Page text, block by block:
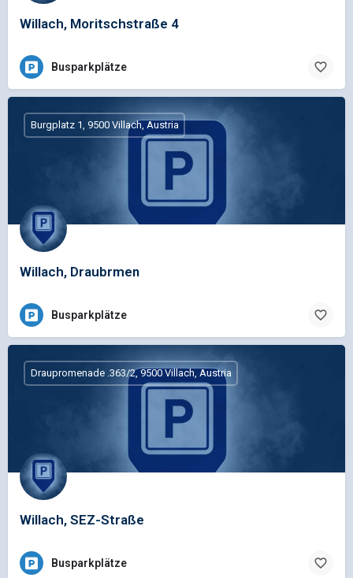
Willach, Moritschstraße 4
Busparkplätze
Willach, Draubrmen
Burgplatz 1, 9500 Villach, Austria
Busparkplätze
Willach, SEZ-Straße
Draupromenade .363/2, 9500 Villach, Austria
Busparkplätze